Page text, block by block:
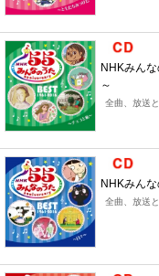
NHKみん
～
全曲、放送
NHKみん
全曲、放送